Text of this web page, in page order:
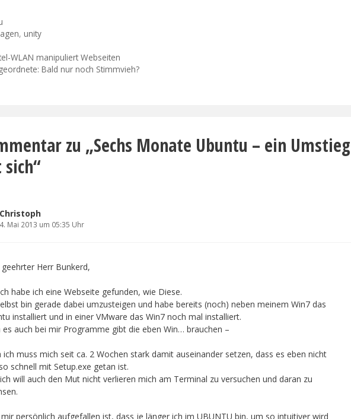
,unity
WLAN manipuliert Webseiten
Bald nur noch Stimmvieh?
zu „Sechs Monate Ubuntu – ein Umstieg
Christoph
4. Mai 2013 um 05:35 Uhr
geehrter Herr Bunkerd,
habe ich eine Webseite gefunden, wie Diese.
bin gerade dabei umzusteigen und habe bereits (noch) neben meinem Win7 das
installiert und in einer VMware das Win7 noch mal installiert.
es auch bei mir Programme gibt die eben Win… brauchen –
ich muss mich seit ca. 2 Wochen stark damit auseinander setzen, dass es eben nicht
schnell mit Setup.exe getan ist.
will auch den Mut nicht verlieren mich am Terminal zu versuchen und daran zu
persönlich aufgefallen ist, dass je länger ich im UBUNTU bin, um so intuitiver wird